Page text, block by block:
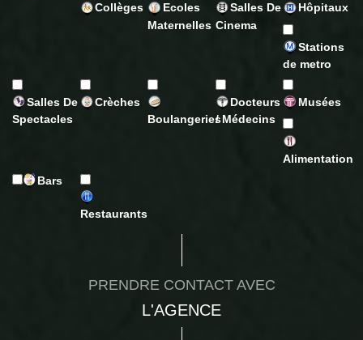
Collèges
Ecoles
Maternelles
Salles De
Cinema
Hôpitaux
Stations
de metro
Salles De
Spectacles
Crèches
Boulangeries
Docteurs
/ Médecins
Musées
Alimentation
Bars
Restaurants
PRENDRE CONTACT AVEC
L'AGENCE